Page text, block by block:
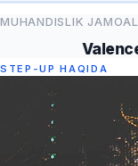
MUHANDISLIK
CLOUD
STEP-UP HAQIDA